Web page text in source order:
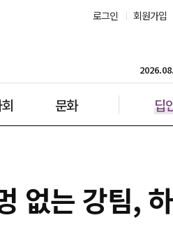
로그인 회원가입
문화 딥
없는 강팀,